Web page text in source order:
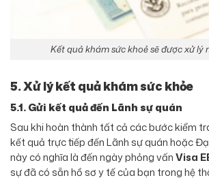
Kết quả khám sức khoẻ sẽ được xử lý
5. Xử lý kết quả khám sức khỏe
5.1. Gửi kết quả đến Lãnh sự quán
Sau khi hoàn thành tất cả các bước kiểm
kết quả trực tiếp đến Lãnh sự quán hoặc
này có nghĩa là đến ngày phỏng vấnVisa
sự đã có sẵn hồ sơ y tế của bạn trong hệ